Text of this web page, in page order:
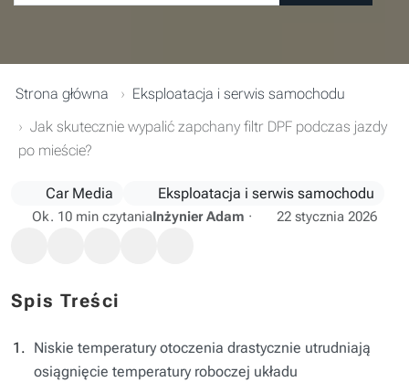
Strona główna
Eksploatacja i serwis samochodu
Jak skutecznie wypalić zapchany filtr DPF podczas jazdy
po mieście?
Car Media Eksploatacja i serwis samochodu
Ok. 10 min czytaniaInżynier Adam · 22 stycznia 2026
Spis Treści
Niskie temperatury otoczenia drastycznie utrudniają
osiągnięcie temperatury roboczej układu